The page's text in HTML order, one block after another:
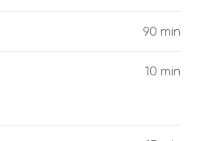
90 min
10 min